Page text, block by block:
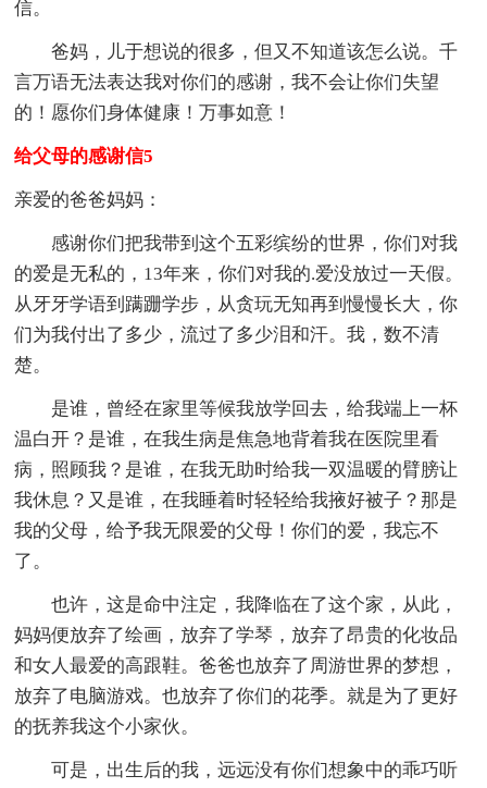
信。
爸妈，儿于想说的很多，但又不知道该怎么说。千
言万语无法表达我对你们的感谢，我不会让你们失望
的！愿你们身体健康！万事如意！
给父母的感谢信5
亲爱的爸爸妈妈：
感谢你们把我带到这个五彩缤纷的世界，你们对我
的爱是无私的，13年来，你们对我的.爱没放过一天假。
从牙牙学语到蹒跚学步，从贪玩无知再到慢慢长大，你
们为我付出了多少，流过了多少泪和汗。我，数不清
楚。
是谁，曾经在家里等候我放学回去，给我端上一杯
温白开？是谁，在我生病是焦急地背着我在医院里看
病，照顾我？是谁，在我无助时给我一双温暖的臂膀让
我休息？又是谁，在我睡着时轻轻给我掖好被子？那是
我的父母，给予我无限爱的父母！你们的爱，我忘不
了。
也许，这是命中注定，我降临在了这个家，从此，
妈妈便放弃了绘画，放弃了学琴，放弃了昂贵的化妆品
和女人最爱的高跟鞋。爸爸也放弃了周游世界的梦想，
放弃了电脑游戏。也放弃了你们的花季。就是为了更好
的抚养我这个小家伙。
可是，出生后的我，远远没有你们想象中的乖巧听